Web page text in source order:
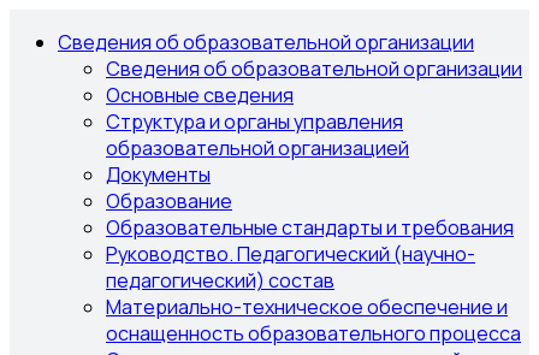
Сведения об образовательной организации
Сведения об образовательной организации
Основные сведения
Структура и органы управления
образовательной организацией
Документы
Образование
Образовательные стандарты и требования
Руководство. Педагогический (научно-
педагогический) состав
Материально-техническое обеспечение и
оснащенность образовательного процесса